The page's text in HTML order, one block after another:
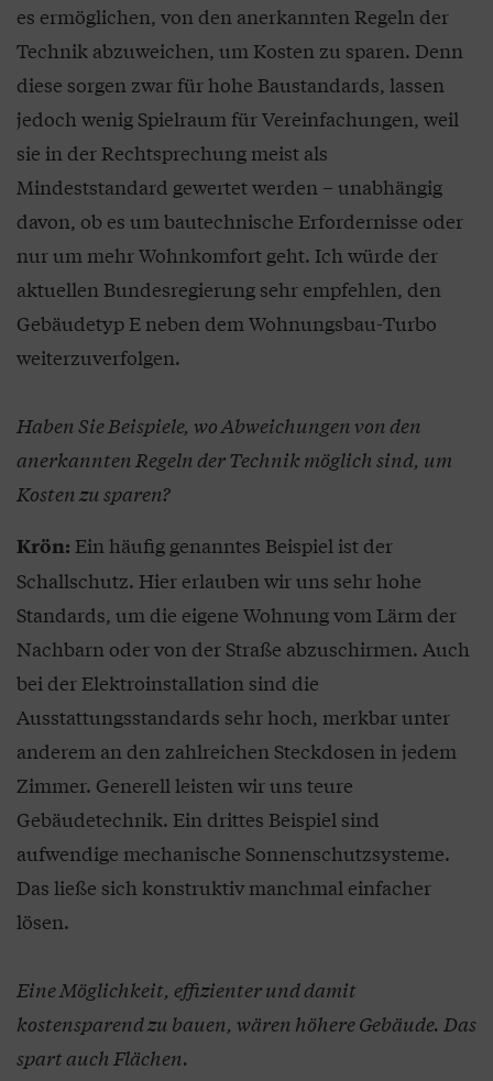
es ermöglichen, von den anerkannten Regeln der
Technik abzuweichen, um Kosten zu sparen. Denn
diese sorgen zwar für hohe Baustandards, lassen
jedoch wenig Spielraum für Vereinfachungen, weil
sie in der Rechtsprechung meist als
Mindeststandard gewertet werden – unabhängig
davon, ob es um bautechnische Erfordernisse oder
nur um mehr Wohnkomfort geht. Ich würde der
aktuellen Bundesregierung sehr empfehlen, den
Gebäudetyp E neben dem Wohnungsbau-Turbo
weiterzuverfolgen.
Haben Sie Beispiele, wo Abweichungen von den
anerkannten Regeln der Technik möglich sind, um
Kosten zu sparen?
Krön: Ein häufig genanntes Beispiel ist der
Schallschutz. Hier erlauben wir uns sehr hohe
Standards, um die eigene Wohnung vom Lärm der
Nachbarn oder von der Straße abzuschirmen. Auch
bei der Elektroinstallation sind die
Ausstattungsstandards sehr hoch, merkbar unter
anderem an den zahlreichen Steckdosen in jedem
Zimmer. Generell leisten wir uns teure
Gebäudetechnik. Ein drittes Beispiel sind
aufwendige mechanische Sonnenschutzsysteme.
Das ließe sich konstruktiv manchmal einfacher
lösen.
Eine Möglichkeit, effizienter und damit
kostensparend zu bauen, wären höhere Gebäude. Das
spart auch Flächen.